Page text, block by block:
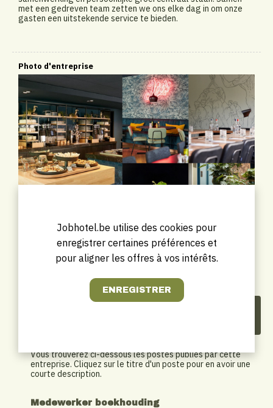
met een gedreven team zetten we ons elke dag in om onze
gasten een uitstekende service te bieden.
Photo d'entreprise
Vous trouverez ci-dessous les postes publiés par cette
entreprise. Cliquez sur le titre d'un poste pour en avoir une
courte description.
Medewerker boekhouding
Jobhotel.be utilise des cookies pour
enregistrer certaines préférences et
pour aligner les offres à vos intérêts.